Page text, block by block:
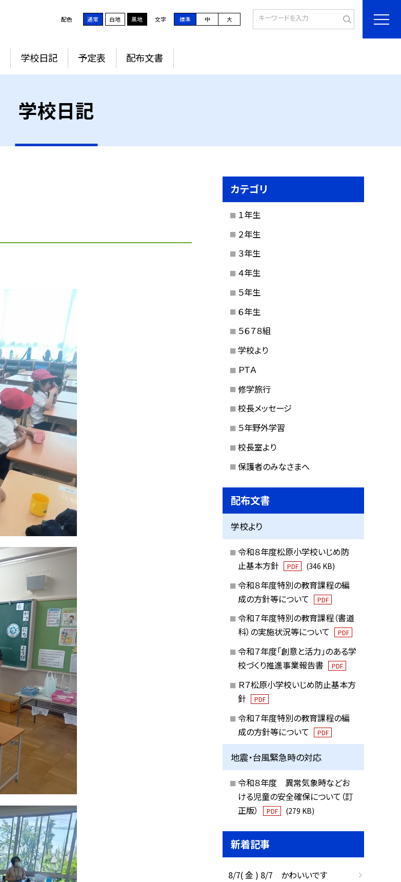
配色 通常 白地 黒地 文字 標準 中 大
学校日記 予定表 配布文書
学校日記
カテゴリ
１年生
２年生
３年生
４年生
５年生
６年生
５６７８組
学校より
ＰＴＡ
修学旅行
校長メッセージ
５年野外学習
校長室より
保護者のみなさまへ
配布文書
学校より
令和８年度松原小学校いじめ防
止基本方針
PDF (346 KB)
令和８年度特別の教育課程の編
成の方針等について
PDF
令和７年度特別の教育課程（書道
科）の実施状況等について
PDF
令和７年度「創意と活力」のある学
校づくり推進事業報告書
PDF
Ｒ７松原小学校いじめ防止基本方
針
PDF
令和７年度特別の教育課程の編
成の方針等について
PDF
地震・台風緊急時の対応
令和８年度 異常気象時などお
ける児童の安全確保について（訂
正版）
PDF (279 KB)
新着記事
8/7( 金 ) 8/7 かわいいです